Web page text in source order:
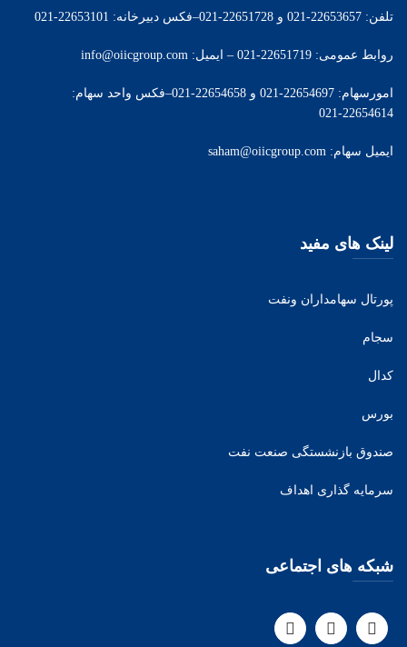
تلفن: 22653657-021 و 22651728-021–فکس دبیرخانه: 22653101-021
روابط عمومی: 22651719-021 – ایمیل: info@oiicgroup.com
امورسهام: 22654697-021 و 22654658-021–فکس واحد سهام:
22654614-021
ایمیل سهام: saham@oiicgroup.com
لینک های مفید
پورتال سهامداران ونفت
سجام
کدال
بورس
صندوق بازنشستگی صنعت نفت
سرمایه گذاری اهداف
شبکه های اجتماعی